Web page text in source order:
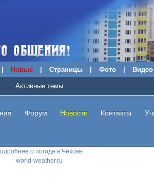
Новые Страницы Фото Видео
о погоде в Чехове
world-weather.ru
Форум Новости Контакты
Активные темы